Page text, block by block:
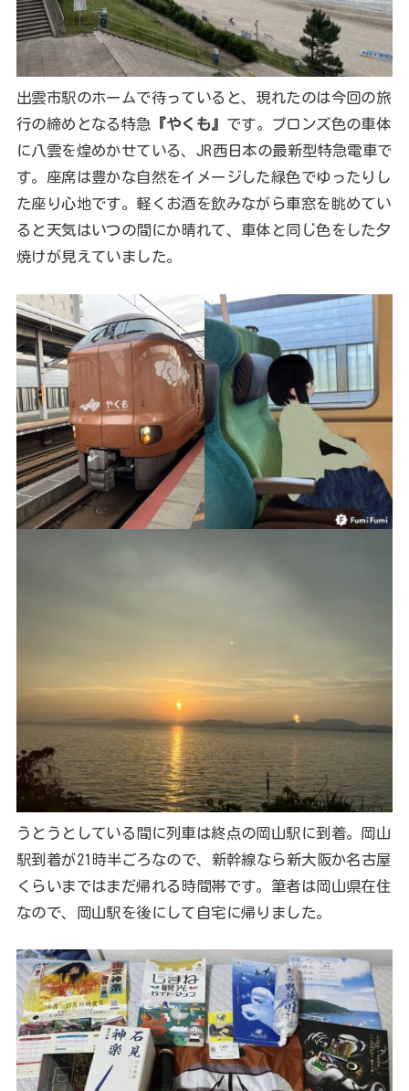
出雲市駅のホームで待っていると、現れたのは今回の旅
行の締めとなる特急 『やくも』 です。ブロンズ色の車体
に八雲を煌めかせている、JR西日本の最新型特急電車で
す。座席は豊かな自然をイメージした緑色でゆったりし
た座り心地です。軽くお酒を飲みながら車窓を眺めてい
ると天気はいつの間にか晴れて、車体と同じ色をした夕
焼けが見えていました。
うとうとしている間に列車は終点の岡山駅に到着。岡山
駅到着が21時半ごろなので、新幹線なら新大阪か名古屋
くらいまではまだ帰れる時間帯です。筆者は岡山県在住
なので、岡山駅を後にして自宅に帰りました。